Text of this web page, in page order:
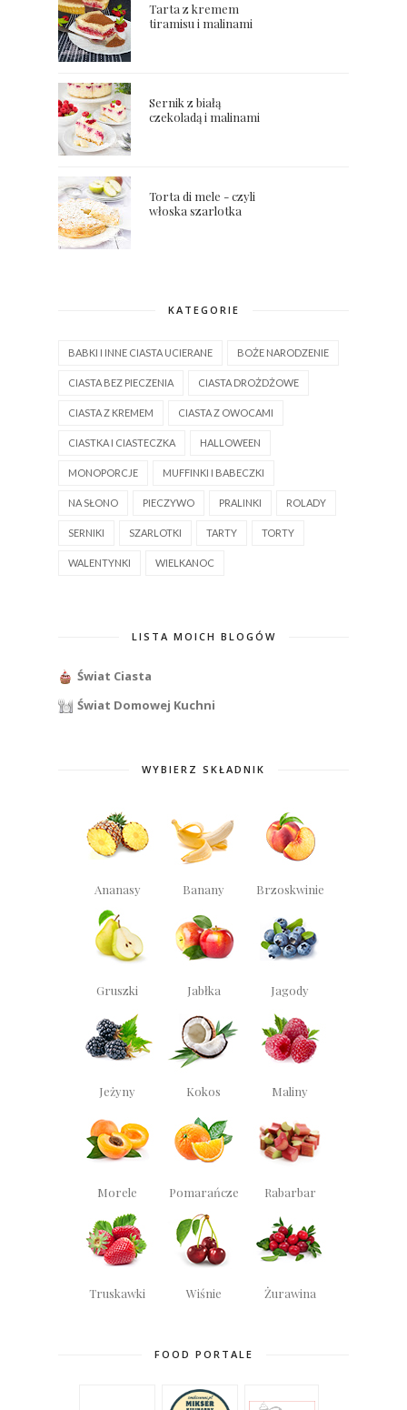
Tarta z kremem
tiramisu i malinami
Sernik z białą
czekoladą i malinami
Torta di mele - czyli
włoska szarlotka
KATEGORIE
BABKI I INNE CIASTA UCIERANE BOŻE NARODZENIE
CIASTA BEZ PIECZENIA CIASTA DROŻDŻOWE
CIASTA Z KREMEM CIASTA Z OWOCAMI
CIASTKA I CIASTECZKA HALLOWEEN
MONOPORCJE MUFFINKI I BABECZKI
NA SŁONO PIECZYWO PRALINKI ROLADY
SERNIKI SZARLOTKI TARTY TORTY
WALENTYNKI WIELKANOC
LISTA MOICH BLOGÓW
Świat Ciasta
Świat Domowej Kuchni
WYBIERZ SKŁADNIK
Ananasy Banany Brzoskwinie
Gruszki Jabłka Jagody
Jeżyny Kokos Maliny
Morele Pomarańcze Rabarbar
Truskawki Wiśnie Żurawina
FOOD PORTALE